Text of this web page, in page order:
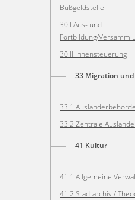
Bußgeldstelle
30.I Aus- und
Fortbildung/
30.II Innensteuerung
33 Migration
33.1
33.2 Zentrale
41 Kultur
41.1 Allgemeine
41.2 Stadtarchiv /